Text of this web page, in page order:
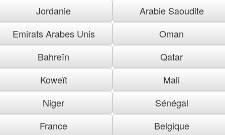
Jordanie
Arabie Saoudite
Emirats Arabes Unis
Oman
Bahreïn
Qatar
Koweït
Mali
Niger
Sénégal
France
Belgique